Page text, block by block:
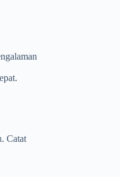
Catat